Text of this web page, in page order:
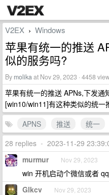
V2EX › Windows
苹果有统一的推送
似的服务吗?
By molikaat Nov 29, 2023 · 4458
苹果有统一的推送 APNs,下发通
[win10/win11]有这种类似的统一
APNS
推送 统一
28 replies • 2023-11-29
murmur Nov 29, 2023
win 开机启动个微信或者
Glkcv Nov 29, 2023